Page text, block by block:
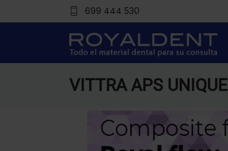
699 444 530
VITTRA APS UNIQUE